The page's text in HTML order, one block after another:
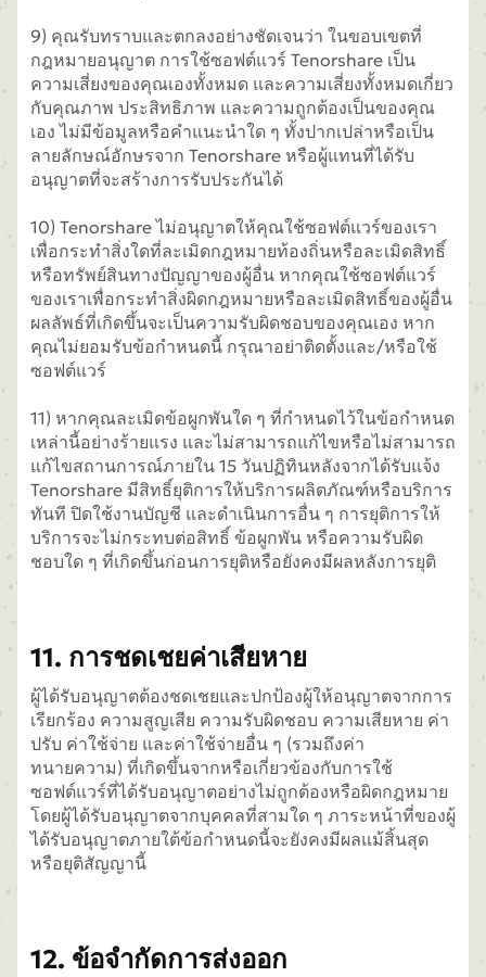
9) คุณรับทราบและตกลงอย่างชัดเจนว่า ในขอบเขตที่
กฎหมายอนุญาต การใช้ซอฟต์แวร์ Tenorshare เป็น
ความเสี่ยงของคุณเองทั้งหมด และความเสี่ยงทั้งหมดเกี่ยว
กับคุณภาพ ประสิทธิภาพ และความถูกต้องเป็นของคุณ
เอง ไม่มีข้อมูลหรือคำแนะนำใด ๆ ทั้งปากเปล่าหรือเป็น
ลายลักษณ์อักษรจาก Tenorshare หรือผู้แทนที่ได้รับ
อนุญาตที่จะสร้างการรับประกันได้
10) Tenorshare ไม่อนุญาตให้คุณใช้ซอฟต์แวร์ของเรา
เพื่อกระทำสิ่งใดที่ละเมิดกฎหมายท้องถิ่นหรือละเมิดสิทธิ์
หรือทรัพย์สินทางปัญญาของผู้อื่น หากคุณใช้ซอฟต์แวร์
ของเราเพื่อกระทำสิ่งผิดกฎหมายหรือละเมิดสิทธิ์ของผู้อื่น
ผลลัพธ์ที่เกิดขึ้นจะเป็นความรับผิดชอบของคุณเอง หาก
คุณไม่ยอมรับข้อกำหนดนี้ กรุณาอย่าติดตั้งและ/หรือใช้
ซอฟต์แวร์
11) หากคุณละเมิดข้อผูกพันใด ๆ ที่กำหนดไว้ในข้อกำหนด
เหล่านี้อย่างร้ายแรง และไม่สามารถแก้ไขหรือไม่สามารถ
แก้ไขสถานการณ์ภายใน 15 วันปฏิทินหลังจากได้รับแจ้ง
Tenorshare มีสิทธิ์ยุติการให้บริการผลิตภัณฑ์หรือบริการ
ทันที ปิดใช้งานบัญชี และดำเนินการอื่น ๆ การยุติการให้
บริการจะไม่กระทบต่อสิทธิ์ ข้อผูกพัน หรือความรับผิด
ชอบใด ๆ ที่เกิดขึ้นก่อนการยุติหรือยังคงมีผลหลังการยุติ
11. การชดเชยค่าเสียหาย
ผู้ได้รับอนุญาตต้องชดเชยและปกป้องผู้ให้อนุญาตจากการ
เรียกร้อง ความสูญเสีย ความรับผิดชอบ ความเสียหาย ค่า
ปรับ ค่าใช้จ่าย และค่าใช้จ่ายอื่น ๆ (รวมถึงค่า
ทนายความ) ที่เกิดขึ้นจากหรือเกี่ยวข้องกับการใช้
ซอฟต์แวร์ที่ได้รับอนุญาตอย่างไม่ถูกต้องหรือผิดกฎหมาย
โดยผู้ได้รับอนุญาตจากบุคคลที่สามใด ๆ ภาระหน้าที่ของผู้
ได้รับอนุญาตภายใต้ข้อกำหนดนี้จะยังคงมีผลแม้สิ้นสุด
หรือยุติสัญญานี้
12. ข้อจำกัดการส่งออก